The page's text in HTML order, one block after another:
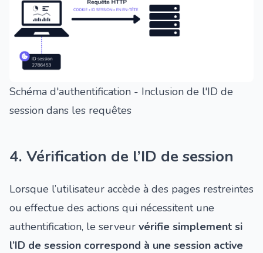
Schéma d'authentification - Inclusion de l'ID de
session dans les requêtes
4. Vérification de l’ID de session
Lorsque l’utilisateur accède à des pages restreintes
ou effectue des actions qui nécessitent une
authentification, le serveur vérifie simplement si
l’ID de session correspond à une session active